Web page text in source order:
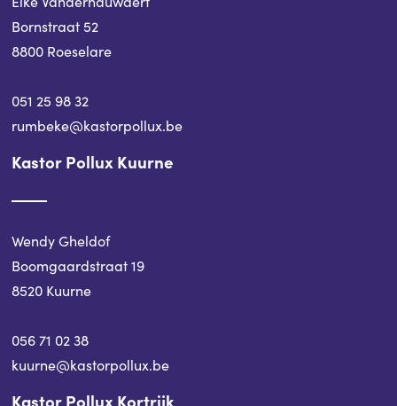
Bornstraat 52
8800 Roeselare
051 25 98 32
rumbeke@kastorpollux.be
Kastor Pollux Kuurne
Wendy Gheldof
Boomgaardstraat 19
8520 Kuurne
056 71 02 38
kuurne@kastorpollux.be
Kastor Pollux Kortrijk